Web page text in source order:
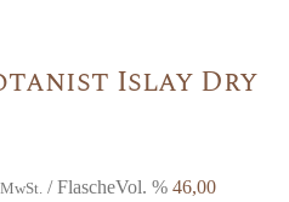
Islay Dry
/ FlascheVol. %46,00